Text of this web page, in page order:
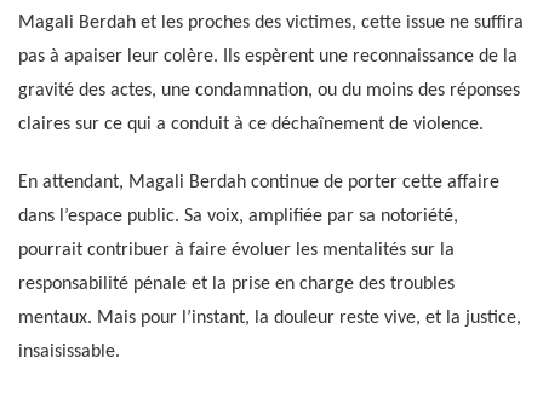
Magali Berdah et les proches des victimes, cette issue ne suffira
pas à apaiser leur colère. Ils espèrent une reconnaissance de la
gravité des actes, une condamnation, ou du moins des réponses
claires sur ce qui a conduit à ce déchaînement de violence.
En attendant, Magali Berdah continue de porter cette affaire
dans l’espace public. Sa voix, amplifiée par sa notoriété,
pourrait contribuer à faire évoluer les mentalités sur la
responsabilité pénale et la prise en charge des troubles
mentaux. Mais pour l’instant, la douleur reste vive, et la justice,
insaisissable.